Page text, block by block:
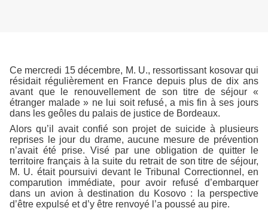
Ce mercredi 15 décembre, M. U., ressortissant kosovar qui
résidait régulièrement en France depuis plus de dix ans
avant que le renouvellement de son titre de séjour «
étranger malade » ne lui soit refusé, a mis fin à ses jours
dans les geôles du palais de justice de Bordeaux.
Alors qu’il avait confié son projet de suicide à plusieurs
reprises le jour du drame, aucune mesure de prévention
n’avait été prise. Visé par une obligation de quitter le
territoire français à la suite du retrait de son titre de séjour,
M. U. était poursuivi devant le Tribunal Correctionnel, en
comparution immédiate, pour avoir refusé d’embarquer
dans un avion à destination du Kosovo : la perspective
d’être expulsé et d’y être renvoyé l’a poussé au pire.